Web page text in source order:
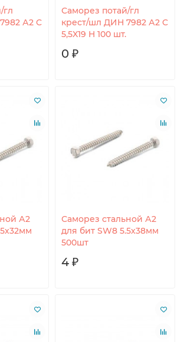
гл
А2 C
Саморез потай/гл
крест/шл ДИН 7982 А2 C
5,5X19 H 100 шт.
0 ₽
А2
Саморез стальной А2
для бит SW8 5.5х38мм
500шт
4 ₽